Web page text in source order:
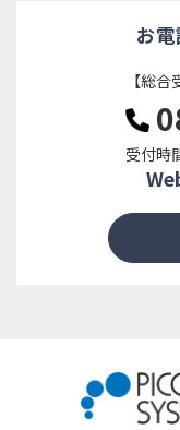
お
【総合
受付時